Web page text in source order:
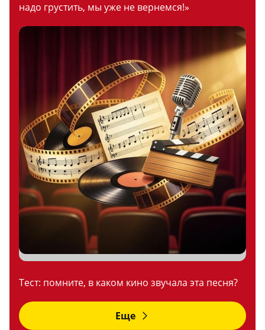
надо грустить, мы уже не вернемся!»
Тест: помните, в каком кино звучала эта песня?
Еще